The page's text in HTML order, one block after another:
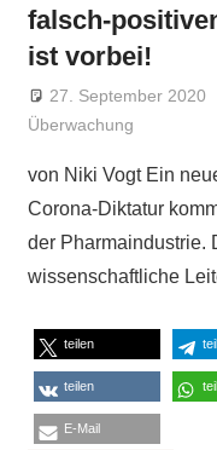
falsch-
ist vorbei!
27. September 2020
Überwachung
von Niki Vogt Ein
Corona-Diktatur
der Pharmaindustrie.
wissenschaftliche
teilen
teilen
E-Mail